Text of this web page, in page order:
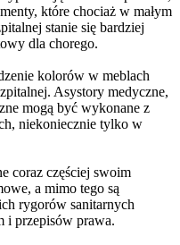
które chociaż w małym
stanie się bardziej
dla chorego.
kolorów w meblach
Asystory medyczne,
mogą być wykonane z
niekoniecznie tylko w
coraz częściej swoim
a mimo tego są
rygorów sanitarnych
i przepisów prawa.